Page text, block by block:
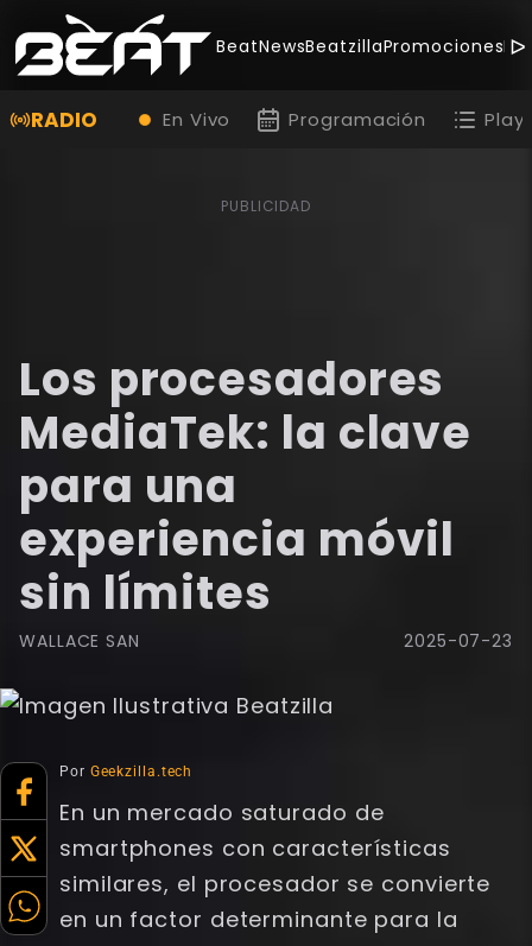
BeatNewsBeatzillaPromociones
RADIO En Vivo Programación
PUBLICIDAD
Los procesadores
MediaTek: la clave
para una
experiencia móvil
sin límites
WALLACE SAN 2025-07-23
Por Geekzilla.tech
En un mercado saturado de
smartphones con características
similares, el procesador se convierte
en un factor determinante para la